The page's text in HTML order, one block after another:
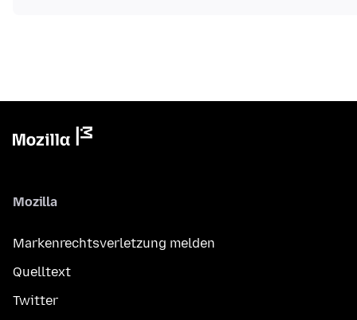
Mozilla
Markenrechtsverletzung melden
Quelltext
Twitter